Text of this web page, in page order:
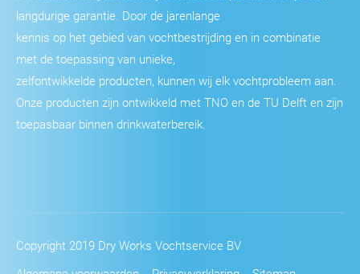
langdurige garantie. Door de jarenlange
kennis op het gebied van vochtbestrijding en in combinatie
met de toepassing van unieke,
zelfontwikkelde producten, kunnen wij elk vochtprobleem aan.
Onze producten zijn ontwikkeld met TNO en de TU Delft en zijn
toepasbaar binnen drinkwaterbereik.
Copyright 2019 Dry Works Vochtservice BV